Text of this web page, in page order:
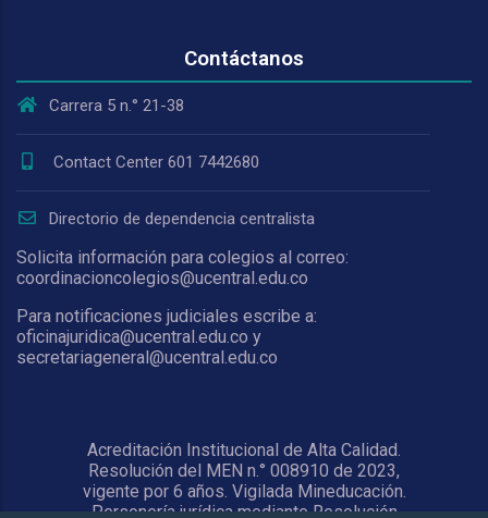
Contáctanos
Carrera 5 n.° 21-38
Contact Center 601 7442680
Directorio de dependencia centralista
Solicita información para colegios al correo:
coordinacioncolegios@ucentral.edu.co
Para notificaciones judiciales escribe a:
oficinajuridica@ucentral.edu.co y
secretariageneral@ucentral.edu.co
Acreditación Institucional de Alta Calidad.
Resolución del MEN n.° 008910 de 2023,
vigente por 6 años. Vigilada Mineducación.
Personería jurídica mediante Resolución